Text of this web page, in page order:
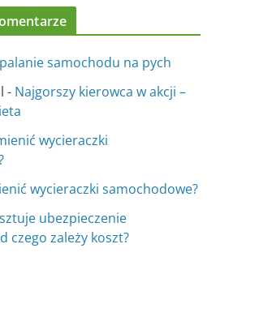
samochodu na pych
- Najgorszy kierowca w akcji –
wycieraczki
wycieraczki samochodowe?
ubezpieczenie
czego zależy koszt?